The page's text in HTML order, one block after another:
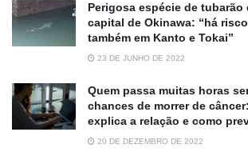
Perigosa espécie de tubarão
capital de Okinawa: “há
também em Kanto e Tokai”
23 DE JUNHO DE 2022
Quem passa muitas horas
chances de morrer de
explica a relação e como
20 DE DEZEMBRO DE 2022